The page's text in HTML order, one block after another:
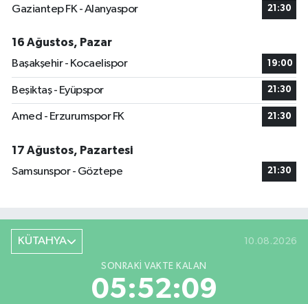
Gaziantep FK - Alanyaspor 21:30
16 Ağustos, Pazar
Başakşehir - Kocaelispor
19:00
Beşiktaş - Eyüpspor 21:30
Amed - Erzurumspor FK 21:30
17 Ağustos, Pazartesi
Samsunspor - Göztepe
21:30
KÜTAHYA 10.08.2026
SONRAKI VAKTE KALAN
05:52:08